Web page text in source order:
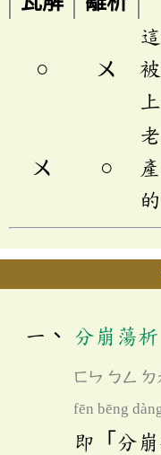
○ ㄨ
ㄨ ○
分崩蕩析
ㄈㄣ ㄅㄥ ㄉ
fēn bēng
即「分